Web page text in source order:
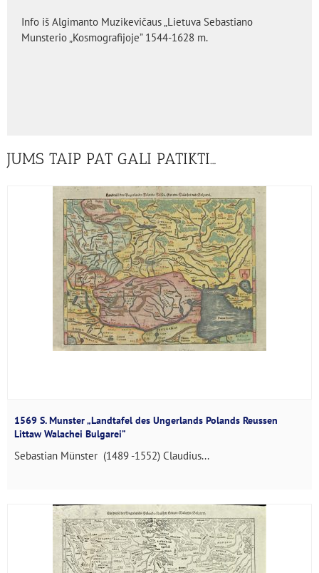
Info iš Algimanto Muzikevičaus „Lietuva Sebastiano
Munsterio „Kosmografijoje” 1544-1628 m.
JUMS TAIP PAT GALI PATIKTI…
1569 S. Munster „Landtafel des Ungerlands Polands Reussen
Littaw Walachei Bulgarei”
Sebastian Münster (1489 -1552) Claudius...